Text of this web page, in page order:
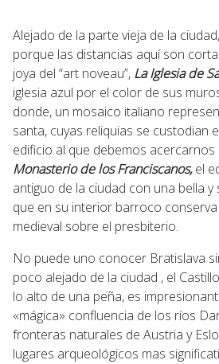
Alejado de la parte vieja de la
porque las distancias aquí son
joya del “art noveau”, La Iglesia de
iglesia azul por el color de sus
donde, un mosaico italiano
santa, cuyas reliquias se custodian
edificio al que debemos acercarnos
Monasterio de los Franciscanos,el
antiguo de la ciudad con una bella
que en su interior barroco
medieval sobre el presbiterio.
No puede uno conocer Bratislava
poco alejado de la ciudad , el
lo alto de una peña, es
«mágica» confluencia de los ríos
fronteras naturales de Austria y
lugares arqueológicos mas